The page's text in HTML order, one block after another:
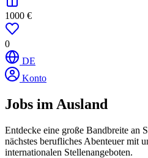
1000 €
0
DE
Konto
Jobs im Ausland
Entdecke eine große Bandbreite an
nächstes berufliches Abenteuer mit
internationalen Stellenangeboten.